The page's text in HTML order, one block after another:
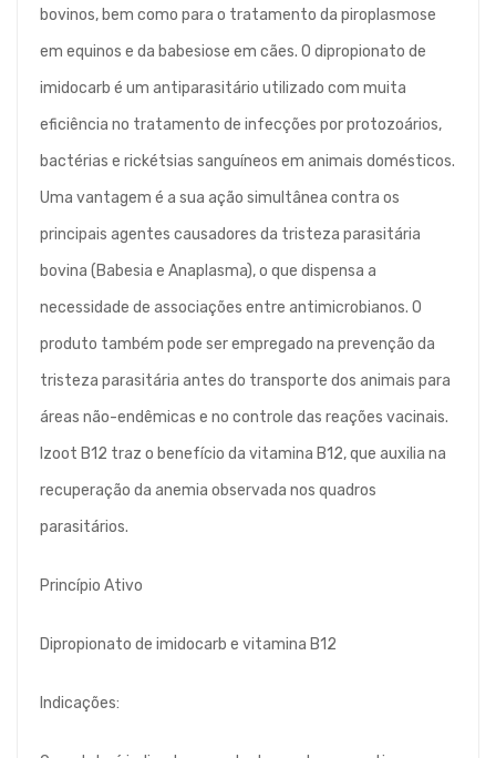
bovinos, bem como para o tratamento da piroplasmose
em equinos e da babesiose em cães. O dipropionato de
imidocarb é um antiparasitário utilizado com muita
eficiência no tratamento de infecções por protozoários,
bactérias e rickétsias sanguíneos em animais domésticos.
Uma vantagem é a sua ação simultânea contra os
principais agentes causadores da tristeza parasitária
bovina (Babesia e Anaplasma), o que dispensa a
necessidade de associações entre antimicrobianos. O
produto também pode ser empregado na prevenção da
tristeza parasitária antes do transporte dos animais para
áreas não-endêmicas e no controle das reações vacinais.
Izoot B12 traz o benefício da vitamina B12, que auxilia na
recuperação da anemia observada nos quadros
parasitários.
Princípio Ativo
Dipropionato de imidocarb e vitamina B12
Indicações: